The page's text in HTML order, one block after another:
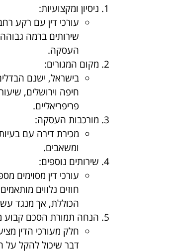
ניסיון ומקצועיות:
עורכי דין עם רקע
שירותים ברמה
העסקה.
מקום המגורים:
בישראל, ישנם
חיפה וירושלים,
פריפריאליים.
מורכבות העסקה:
מכירת דירה עם
ומשאבים.
שירותים נוספים:
עורכי דין מסוימים
חוזים נלווים
הכוללת, אך מנגד
הנחה תמורת הסכם קבוע
חלק מעורכי הדין
דבר שיכול להקל על